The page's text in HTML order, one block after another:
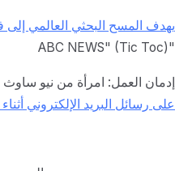
يهدف المسح البحثي العالمي
"ABC NEWS" (Tic Toc)
إدمان العمل: امرأة من نيو ساوث
على رسائل البريد الإلكتروني